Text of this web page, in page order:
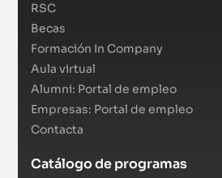
RSC
Becas
Formación In Company
Aula virtual
Alumni: Portal de empleo
Empresas: Portal de empleo
Contacta
Catálogo de programas